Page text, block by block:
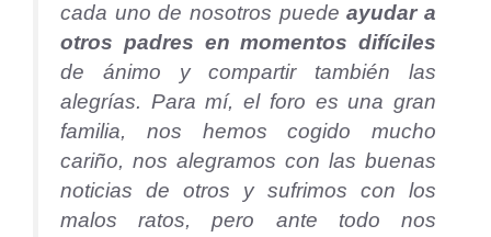
cada uno de nosotros puedeayudar a
otros padres en momentos difíciles
de ánimo y compartir también las
alegrías. Para mí, el foro es una gran
familia, nos hemos cogido mucho
cariño, nos alegramos con las buenas
noticias de otros y sufrimos con los
malos ratos, pero ante todo nos